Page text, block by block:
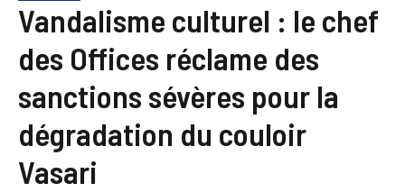
Vandalisme culturel : le chef
des Offices réclame des
sanctions sévères pour la
dégradation du couloir
Vasari